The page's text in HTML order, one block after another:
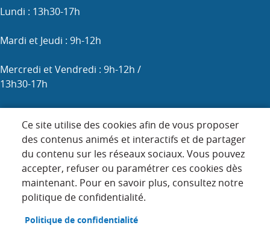
Ce site utilise des cookies afin de vous proposer
des contenus animés et interactifs et de partager
du contenu sur les réseaux sociaux. Vous pouvez
accepter, refuser ou paramétrer ces cookies dès
maintenant. Pour en savoir plus, consultez notre
politique de confidentialité.
Politique de confidentialité
Lundi : 13h30-17h
Mardi et Jeudi : 9h-12h
Mercredi et Vendredi : 9h-12h /
13h30-17h
Samedi : 9h-12h (les 1er, 3e et 5e)
Menu
Pied
page
ACCUEIL
PLAN DU SITE
CONTACT